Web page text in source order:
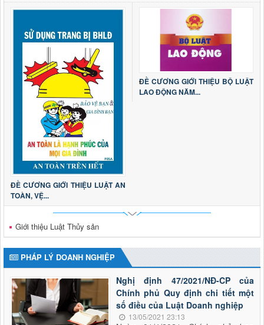
ĐỀ CƯƠNG GIỚI THIỆU LUẬT AN
TOÀN, VỆ...
ĐỀ CƯƠNG GIỚI THIỆU BỘ LUẬT
LAO ĐỘNG NĂM...
Giới thiệu Luật Thủy sản
PHÁP LÝ DOANH NGHIỆP
Nghị định 47/2021/NĐ-CP của
Chính phủ Quy định chi tiết một
số điều của Luật Doanh nghiệp
13/05/2021 23:13